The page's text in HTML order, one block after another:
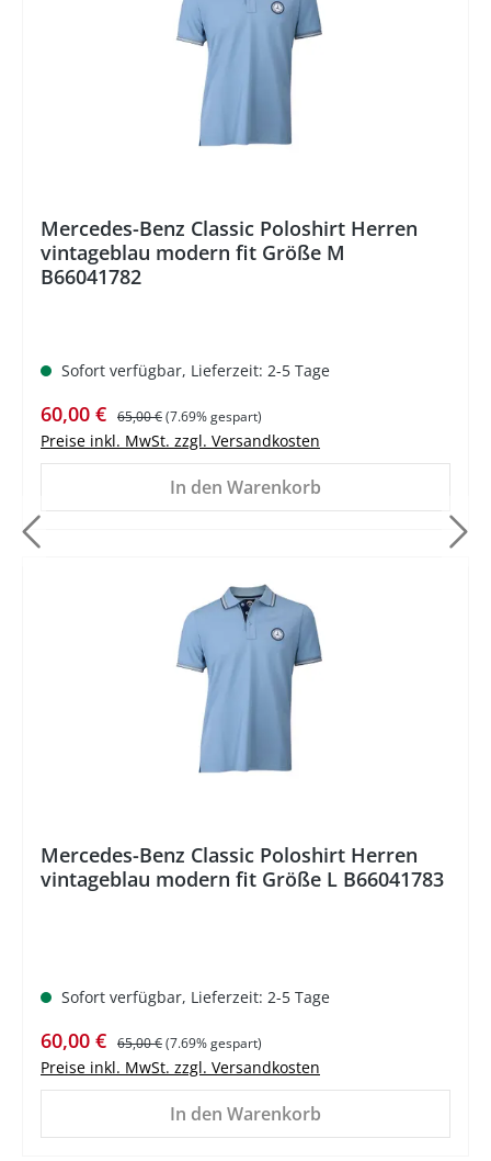
Mercedes-Benz Classic Poloshirt Herren
vintageblau modern fit Größe M
B66041782
Sofort verfügbar, Lieferzeit: 2-5 Tage
Verkaufspreis:
60,00 € Regulärer Preis:
65,00 €(7.69% gespart)
Preise inkl. MwSt. zzgl. Versandkosten
In den Warenkorb
Mercedes-Benz Classic Poloshirt Herren
vintageblau modern fit Größe L B66041783
Sofort verfügbar, Lieferzeit: 2-5 Tage
Verkaufspreis:
60,00 € Regulärer Preis:
65,00 €(7.69% gespart)
Preise inkl. MwSt. zzgl. Versandkosten
In den Warenkorb